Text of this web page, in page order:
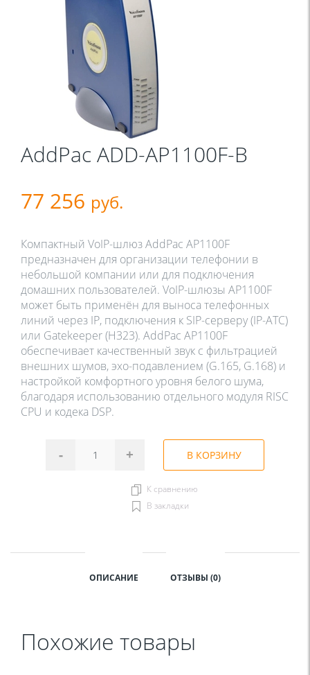
AddPac ADD-AP1100F-B
77 256 руб.
Компактный VoIP-шлюз AddPac AP1100F
предназначен для организации телефонии в
небольшой компании или для подключения
домашних пользователей. VoIP-шлюзы AP1100F
может быть применён для выноса телефонных
линий через IP, подключения к SIP-серверу (IP-АТС)
или Gatekeeper (H323). AddPac AP1100F
обеспечивает качественный звук с фильтрацией
внешних шумов, эхо-подавлением (G.165, G.168) и
настройкой комфортного уровня белого шума,
благодаря использованию отдельного модуля RISC
CPU и кодека DSP.
- + В КОРЗИНУ
К сравнению
В закладки
ОПИСАНИЕ ОТЗЫВЫ (0)
Похожие товары